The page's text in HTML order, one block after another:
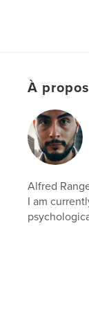
Mots-clés
values
À
Alfred
I am